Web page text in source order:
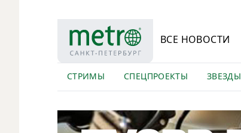
ВСЕ НОВОСТИ
СТРИМЫ СПЕЦПРОЕКТЫ ЗВЕЗДЫ